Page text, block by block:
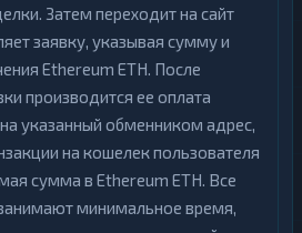
Затем переходит на сайт
заявку, указывая сумму и
Ethereum ETH. После
производится ее оплата
указанный обменником адрес,
на кошелек пользователя
сумма в Ethereum ETH. Все
минимальное время,